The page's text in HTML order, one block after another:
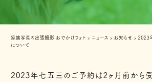
家族写真の出張撮影 おでかけフォト › ニュース › お知らせ › 2023
について
2023年七五三のご予約は2ヶ月前から受